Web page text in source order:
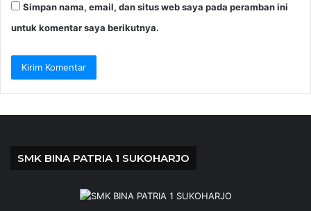
Simpan nama, email, dan situs web saya pada peramban ini
untuk komentar saya berikutnya.
SMK BINA PATRIA 1 SUKOHARJO